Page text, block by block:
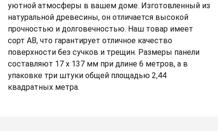
уютной атмосферы в вашем доме. Изготовленный из
натуральной древесины, он отличается высокой
прочностью и долговечностью. Наш товар имеет
сорт АВ, что гарантирует отличное качество
поверхности без сучков и трещин. Размеры панели
составляют 17 х 137 мм при длине 6 метров, а в
упаковке три штуки общей площадью 2,44
квадратных метра.